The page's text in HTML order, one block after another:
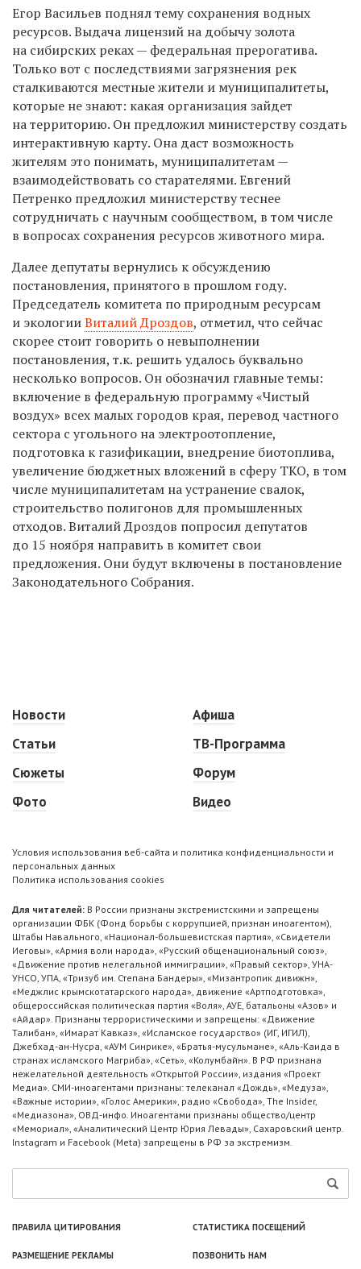
Егор Васильев поднял тему сохранения водных
ресурсов. Выдача лицензий на добычу золота
на сибирских реках — федеральная прерогатива.
Только вот с последствиями загрязнения рек
сталкиваются местные жители и муниципалитеты,
которые не знают: какая организация зайдет
на территорию. Он предложил министерству создать
интерактивную карту. Она даст возможность
жителям это понимать, муниципалитетам —
взаимодействовать со старателями. Евгений
Петренко предложил министерству теснее
сотрудничать с научным сообществом, в том числе
в вопросах сохранения ресурсов животного мира.
Далее депутаты вернулись к обсуждению
постановления, принятого в прошлом году.
Председатель комитета по природным ресурсам
и экологииВиталий Дроздов, отметил, что сейчас
скорее стоит говорить о невыполнении
постановления, т.к. решить удалось буквально
несколько вопросов. Он обозначил главные темы:
включение в федеральную программу «Чистый
воздух» всех малых городов края, перевод частного
сектора с угольного на электроотопление,
подготовка к газификации, внедрение биотоплива,
увеличение бюджетных вложений в сферу ТКО, в том
числе муниципалитетам на устранение свалок,
строительство полигонов для промышленных
отходов. Виталий Дроздов попросил депутатов
до 15 ноября направить в комитет свои
предложения. Они будут включены в постановление
Законодательного Собрания.
Новости
Статьи
Сюжеты
Фото
Афиша
ТВ-Программа
Форум
Видео
Условия использования веб-сайта и политика конфиденциальности и
персональных данных
Политика использования cookies
Для читателей: В России признаны экстремистскими и запрещены
организации ФБК (Фонд борьбы с коррупцией, признан иноагентом),
Штабы Навального, «Национал-большевистская партия», «Свидетели
Иеговы», «Армия воли народа», «Русский общенациональный союз»,
«Движение против нелегальной иммиграции», «Правый сектор», УНА-
УНСО, УПА, «Тризуб им. Степана Бандеры», «Мизантропик дивижн»,
«Меджлис крымскотатарского народа», движение «Артподготовка»,
общероссийская политическая партия «Воля», АУЕ, батальоны «Азов» и
«Айдар». Признаны террористическими и запрещены: «Движение
Талибан», «Имарат Кавказ», «Исламское государство» (ИГ, ИГИЛ),
Джебхад-ан-Нусра, «АУМ Синрике», «Братья-мусульмане», «Аль-Каида в
странах исламского Магриба», «Сеть», «Колумбайн». В РФ признана
нежелательной деятельность «Открытой России», издания «Проект
Медиа». СМИ-иноагентами признаны: телеканал «Дождь», «Медуза»,
«Важные истории», «Голос Америки», радио «Свобода», The Insider,
«Медиазона», ОВД-инфо. Иноагентами признаны общество/центр
«Мемориал», «Аналитический Центр Юрия Левады», Сахаровский центр.
Instagram и Facebook (Metа) запрещены в РФ за экстремизм.
ПРАВИЛА ЦИТИРОВАНИЯ СТАТИСТИКА ПОСЕЩЕНИЙ
РАЗМЕЩЕНИЕ РЕКЛАМЫ ПОЗВОНИТЬ НАМ